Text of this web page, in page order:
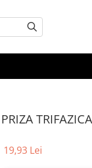
PRIZA
19,93 Lei